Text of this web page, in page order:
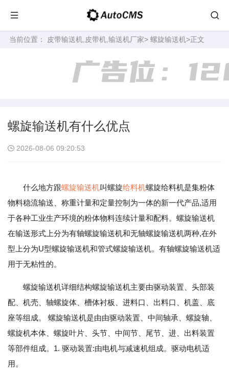
当前位置： 皮带输送机,皮带机,输送机厂家> 螺旋输送机>正文
螺旋输送机有什么优点
2026-08-06 09:20:53
什么地方跟螺旋输送机叫螺旋给料机螺旋给料机是集粉体
物料稳流输送、称重计量和定量控制为一体的新一代产品,适用
于各种工业生产环境的粉体物料连续计量和配料。螺旋输送机
在输送形式上分为有轴螺旋输送机和无轴螺旋输送机两种,在外
型上分为U型螺旋输送机和管式螺旋输送机。有轴螺旋输送机适
用于无粘性的。
螺旋输送机详细结构螺旋输送机主要由驱动装置、头部装
配、机壳、轴螺旋体、槽体衬板、进料口、出料口、机盖、底
座等组成。 螺旋输送机是由由驱动装置、中间轴承、螺旋轴、
螺旋机本体、螺旋叶片、头节、中间节、尾节、进、出料装置
等部件组成。1. 驱动装置:由电机与减速机组成。驱动电机适
用。